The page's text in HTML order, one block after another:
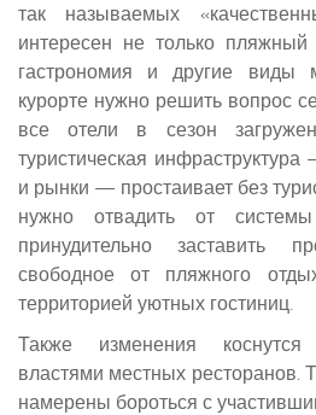
так называемых
интересен не только
гастрономия и другие виды
курорте нужно решить вопрос
все отели в сезон
туристическая
и рынки — простаивает без
нужно отвадить от
принудительно заставить
свободное от пляжного
территорией уютных гостиниц.
Также изменения
властями местных ресторанов.
намерены бороться с